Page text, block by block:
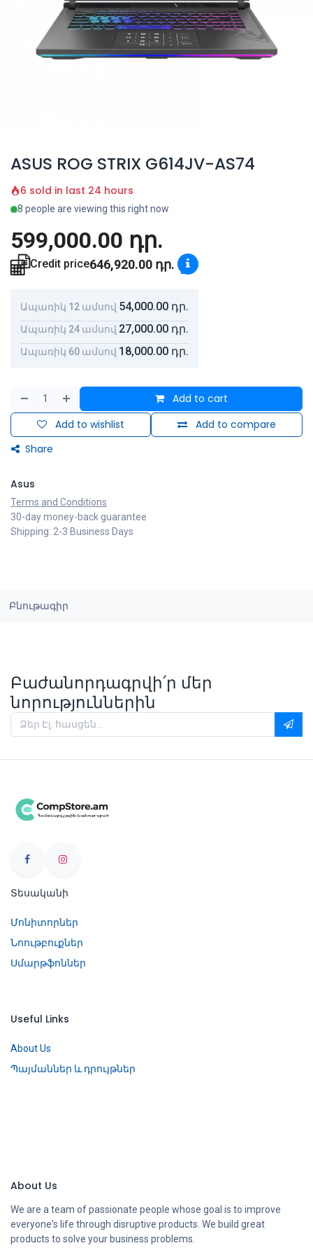
ASUS ROG STRIX G614JV-AS74
6 sold in last 24 hours
8 people are viewing this right now
599,000.00 դր.
Credit price646,920.00 դր.
Ապառիկ 12 ամսով 54,000.00 դր.
Ապառիկ 24 ամսով 27,000.00 դր.
Ապառիկ 60 ամսով 18,000.00 դր.
Add to cart
Add to compare
Add to wishlist
Share
Asus
Terms and Conditions
30-day money-back guarantee
Shipping: 2-3 Business Days
Բնութագիր
Բաժանորդագրվի՛ր մեր
նորություններին
Տեսականի
Մոնիտորներ
Նոութբուքներ
Սմարթֆոններ
Useful Links
About Us
Պայմաններ և դրույթներ
About Us
We are a team of passionate people whose goal is to improve
everyone's life through disruptive products. We build great
products to solve your business problems.